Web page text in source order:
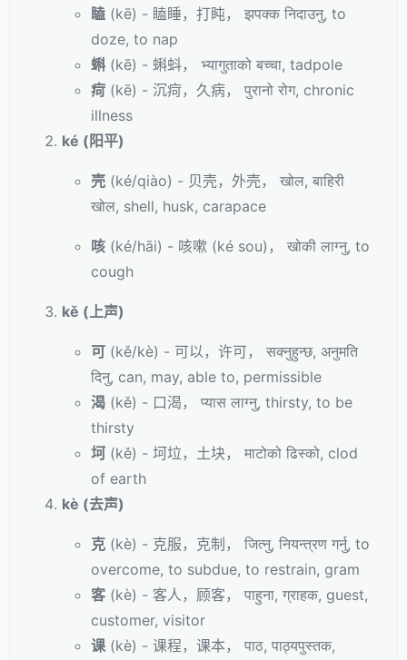
瞌 (kē) - 瞌睡，打盹， झपक्क निदाउनु, to
doze, to nap
蝌 (kē) - 蝌蚪， भ्यागुताको बच्चा, tadpole
疴 (kē) - 沉疴，久病， पुरानो रोग, chronic
illness
ké (阳平)
壳 (ké/qiào) - 贝壳，外壳， खोल, बाहिरी
खोल, shell, husk, carapace
咳 (ké/hāi) - 咳嗽 (ké sou)， खोकी लाग्नु, to
cough
kě (上声)
可 (kě/kè) - 可以，许可， सक्नुहुन्छ, अनुमति
दिनु, can, may, able to, permissible
渴 (kě) - 口渴， प्यास लाग्नु, thirsty, to be
thirsty
坷 (kě) - 坷垃，土块， माटोको ढिस्को, clod
of earth
kè (去声)
克 (kè) - 克服，克制， जित्नु, नियन्त्रण गर्नु, to
overcome, to subdue, to restrain, gram
客 (kè) - 客人，顾客， पाहुना, ग्राहक, guest,
customer, visitor
课(kè) - 课程，课本， पाठ, पाठ्यपुस्तक,